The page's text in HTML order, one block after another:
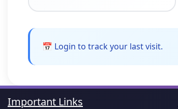
📅 Login to track your last visit.
Important Links